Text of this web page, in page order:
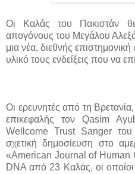
Οι Καλάς του Πακιστάν
απογόνους του Μεγάλου
μια νέα, διεθνής
υλικό τους ενδείξεις που να
Οι ερευνητές από τη
επικεφαλής τον Qasim
Wellcome Trust Sanger
σχετική δημοσίευση στο
«American Journal of Human
DNA από 23 Καλάς, οι οποίοι